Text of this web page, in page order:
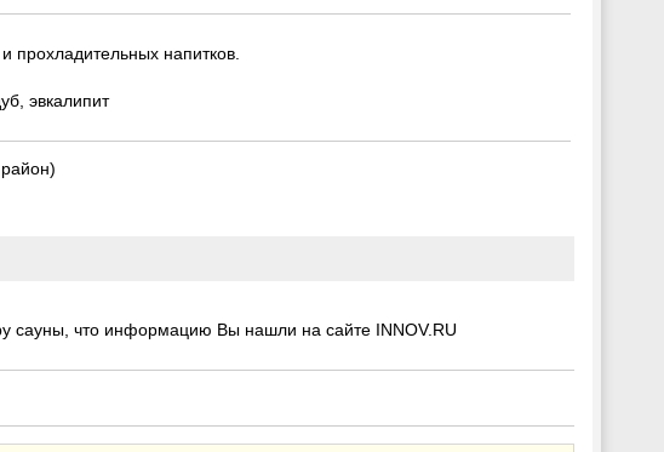
напитков.
эвкалипит
сауны, что информацию Вы нашли на сайте INNOV.RU